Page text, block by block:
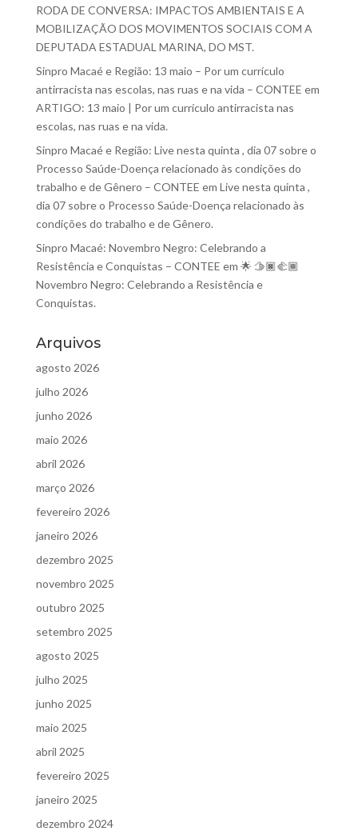
RODA DE CONVERSA: IMPACTOS AMBIENTAIS E A
MOBILIZAÇÃO DOS MOVIMENTOS SOCIAIS COM A
DEPUTADA ESTADUAL MARINA, DO MST.
Sinpro Macaé e Região: 13 maio – Por um currículo
antirracista nas escolas, nas ruas e na vida – CONTEE em
ARTIGO: 13 maio | Por um currículo antirracista nas
escolas, nas ruas e na vida.
Sinpro Macaé e Região: Live nesta quinta , dia 07 sobre o
Processo Saúde-Doença relacionado às condições do
trabalho e de Gênero – CONTEE em Live nesta quinta ,
dia 07 sobre o Processo Saúde-Doença relacionado às
condições do trabalho e de Gênero.
Sinpro Macaé: Novembro Negro: Celebrando a
Resistência e Conquistas – CONTEE em 🌟 🫱🏿‍🫲🏾
Novembro Negro: Celebrando a Resistência e
Conquistas.
Arquivos
agosto 2026
julho 2026
junho 2026
maio 2026
abril 2026
março 2026
fevereiro 2026
janeiro 2026
dezembro 2025
novembro 2025
outubro 2025
setembro 2025
agosto 2025
julho 2025
junho 2025
maio 2025
abril 2025
fevereiro 2025
janeiro 2025
dezembro 2024